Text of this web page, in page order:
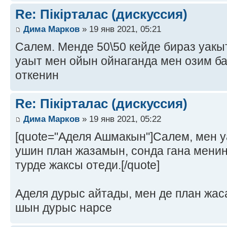
Re: Пікірталас (дискуссия)
Дима Марков » 19 янв 2021, 05:21
Салем. Менде 50\50 кейде бираз
уаыт мен ойын ойнаганда мен озим
откенин
Re: Пікірталас (дискуссия)
Дима Марков » 19 янв 2021, 05:22
[quote="Аделя Ашмакын"]Салем, мен
ушин план жазамын, сонда гана
турде жаксы отеди.[/quote]
Аделя дурыс айтады, мен де план
шын дурыс нарсе